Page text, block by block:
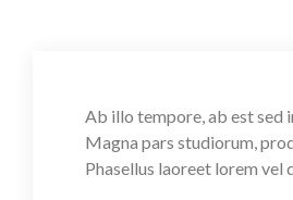
Ab illo tempore, ab est sed
Magna pars studiorum,
Phasellus laoreet lorem vel